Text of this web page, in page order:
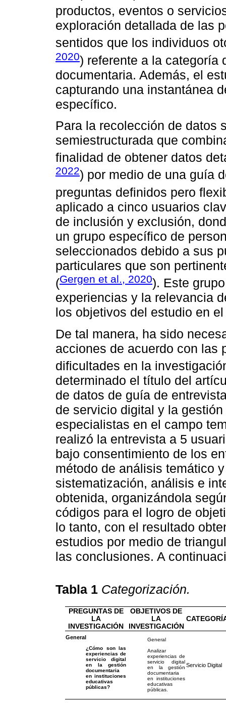
productos, eventos o
exploración detallada de las
sentidos que los individuos
2020) referente a la categoría
documentaria. Además, el
capturando una instantánea
específico.
Para la recolección de datos
semiestructurada que
finalidad de obtener datos
2022) por medio de una guía
preguntas definidos pero
aplicado a cinco usuarios
de inclusión y exclusión,
un grupo específico de
seleccionados debido a sus
particulares que son
(Gergen et al., 2020). Este
experiencias y la relevancia
los objetivos del estudio en
De tal manera, ha sido
acciones de acuerdo con las
dificultades en la
determinado el título del
de datos de guía de
de servicio digital y la
especialistas en el campo
realizó la entrevista a 5
bajo consentimiento de los
método de análisis temático
sistematización, análisis e
obtenida, organizándola
códigos para el logro de
lo tanto, con el resultado
estudios por medio de
las conclusiones. A
Tabla 1 Categorización.
PREGUNTAS DE
LA
INVESTIGACIÓN
OBJETIVOS DE
LA
INVESTIGACIÓN
General
¿Cómo son las
experiencias de
servicio digital
en la gestión
documentaria
en instituciones
educativas
públicas?
General
Analizar
experiencias de
servicio digital
en la gestión
documentaria
en instituciones
educativas
públicas.
Servicio Digital